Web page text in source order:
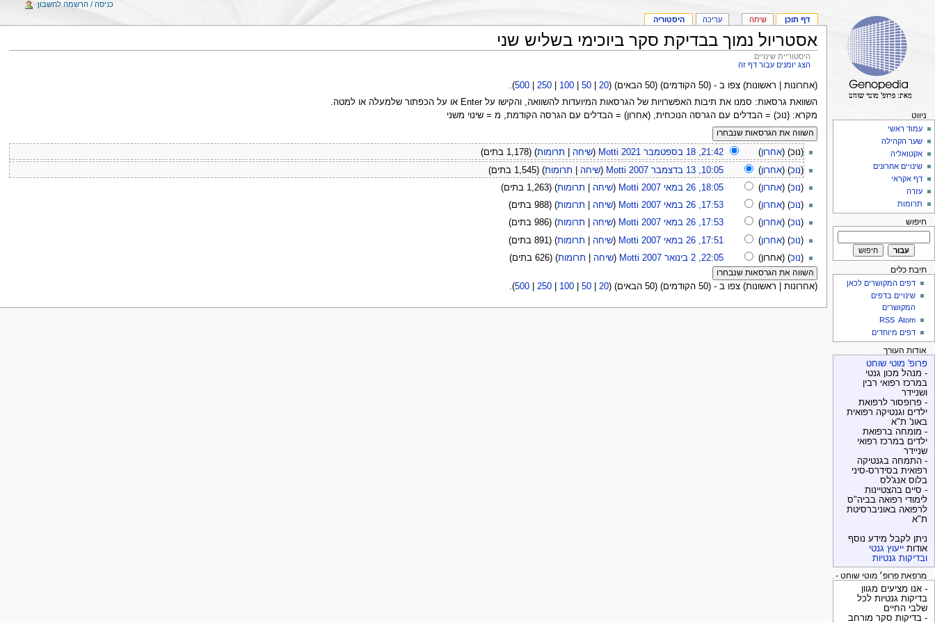
אסטריול נמוך בבדיקת סקר ביוכימי בשליש שני
היסטוריית שינויים
הצג יומנים עבור דף זה
(אחרונות | ראשונות) צפו ב - (50 הקודמים) (50 הבאים) ( 20
|
50
|
100
250
|
500
).
השוואת גרסאות: סמנו את תיבות האפשרויות של הגרסאות המיועדות להשוואה, והקישו על Enter או על הכפתור שלמעלה או למטה.
מקרא: (נוכ) = הבדלים עם הגרסה הנוכחית, (אחרון) = הבדלים עם הגרסה הקודמת, מ = שינוי משני
(נוכ) (אחרון) 21:42, 18 בספטמבר 2021 Motti
(שיחה תרומות) (1,178 בתים)
(נוכ) (אחרון) 10:05, 13 בדצמבר 2007 Motti
(שיחה תרומות) (1,545 בתים)
(נוכ) (אחרון) 18:05, 26 במאי 2007 Motti
(שיחה תרומות) (1,263 בתים)
(נוכ) (אחרון) 17:53, 26 במאי 2007 Motti
(שיחה תרומות) (988 בתים)
(נוכ) (אחרון) 17:53, 26 במאי 2007 Motti
(שיחה תרומות) (986 בתים)
(נוכ) (אחרון) 17:51, 26 במאי 2007 Motti
(שיחה תרומות) (891 בתים)
(נוכ) (אחרון) 22:05, 2 בינואר 2007 Motti
(שיחה תרומות) (626 בתים)
(אחרונות | ראשונות) צפו ב - (50 הקודמים) (50 הבאים) ( 20
|
50
|
100
250
|
500
).
דף תוכן שיחה עריכה היסטוריה
כניסה / הרשמה לחשבון
ניווט
עמוד ראשי
שער הקהילה
אקטואליה
שינויים אחרונים
דף אקראי
עזרה
תרומות
חיפוש
תיבת כלים
דפים המקושרים לכאן
שינויים בדפים
המקושרים
RSS Atom
דפים מיוחדים
אודות העורך
פרופ' מוטי שוחט
- מנהל מכון גנטי
במרכז רפואי רבין
ושניידר
- פרופסור לרפואת
ילדים וגנטיקה רפואית
באונ' ת"א
- מומחה ברפואת
ילדים במרכז רפואי
שניידר
- התמחה בגנטיקה
רפואית בסידרס-סיני
בלוס אנג'לס
- סיים בהצטיינות
לימודי רפואה בביה"ס
לרפואה באוניברסיטת
ת"א
ניתן לקבל מידע נוסף
אודות ייעוץ גנטי
ובדיקות גנטיות
מרפאת פרופ׳ מוטי שוחט - בדיקות גנטיות
- אנו מציעים מגוון
בדיקות גנטיות לכל
שלבי החיים
- בדיקות סקר מורחב